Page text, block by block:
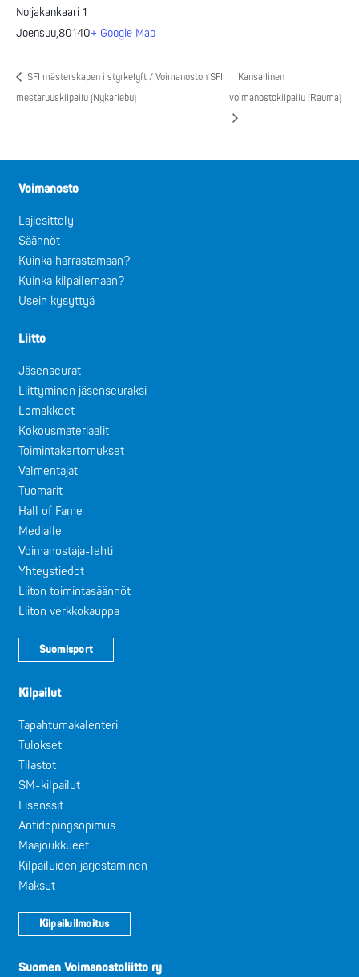
Noljakankaari 1
Joensuu,80140+ Google Map
SFI mästerskapen i styrkelyft / Voimanoston SFI
mestaruuskilpailu (Nykarlebu)
Kansallinen
voimanostokilpailu (Rauma)
Voimanosto
Lajiesittely
Säännöt
Kuinka harrastamaan?
Kuinka kilpailemaan?
Usein kysyttyä
Liitto
Jäsenseurat
Liittyminen jäsenseuraksi
Lomakkeet
Kokousmateriaalit
Toimintakertomukset
Valmentajat
Tuomarit
Hall of Fame
Medialle
Voimanostaja-lehti
Yhteystiedot
Liiton toimintasäännöt
Liiton verkkokauppa
Suomisport
Kilpailut
Tapahtumakalenteri
Tulokset
Tilastot
SM-kilpailut
Lisenssit
Antidopingsopimus
Maajoukkueet
Kilpailuiden järjestäminen
Maksut
Kilpailuilmoitus
Suomen Voimanostoliitto ry